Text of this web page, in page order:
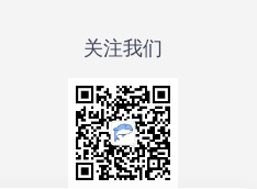
关注我们